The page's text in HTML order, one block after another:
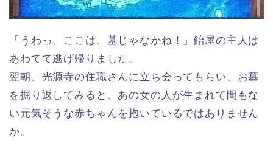
「うわっ、ここは、墓じゃなかね！」飴屋の主人は
あわてて逃げ帰りました。
翌朝、光源寺の住職さんに立ち会ってもらい、お墓
を掘り返してみると、あの女の人が生まれて間もな
い元気そうな赤ちゃんを抱いているではありません
か。